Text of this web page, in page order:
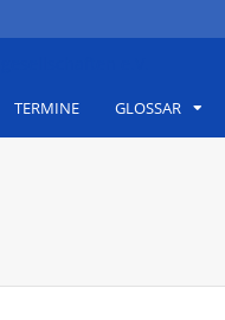
TERMINE GLOSSAR